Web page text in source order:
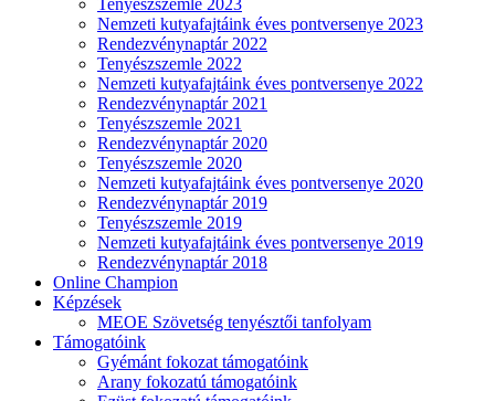
Tenyészszemle 2023
Nemzeti kutyafajtáink éves pontversenye 2023
Rendezvénynaptár 2022
Tenyészszemle 2022
Nemzeti kutyafajtáink éves pontversenye 2022
Rendezvénynaptár 2021
Tenyészszemle 2021
Rendezvénynaptár 2020
Tenyészszemle 2020
Nemzeti kutyafajtáink éves pontversenye 2020
Rendezvénynaptár 2019
Tenyészszemle 2019
Nemzeti kutyafajtáink éves pontversenye 2019
Rendezvénynaptár 2018
Online Champion
Képzések
MEOE Szövetség tenyésztői tanfolyam
Támogatóink
Gyémánt fokozat támogatóink
Arany fokozatú támogatóink